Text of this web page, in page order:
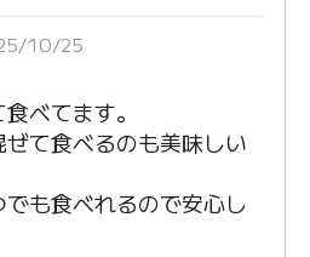
10/25
べてます。
て食べるのも美味しい
も食べれるので安心し